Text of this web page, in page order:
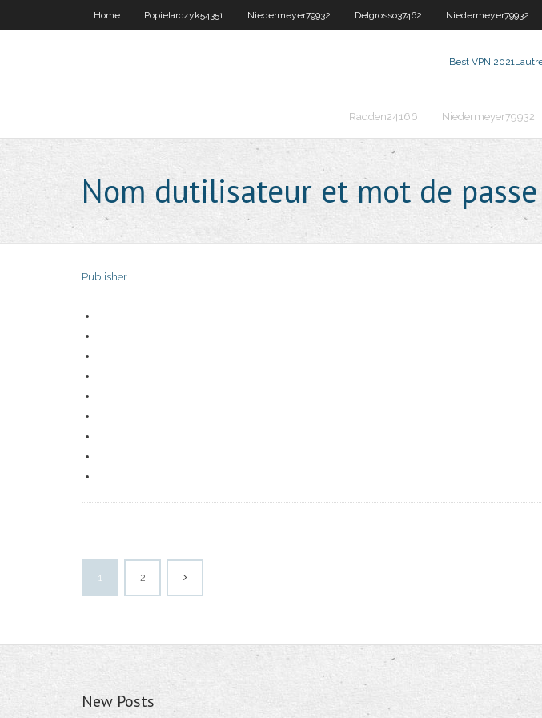
Home Popielarczyk54351 Niedermeyer79932 Delgrosso37462 Niedermeyer79932
Best VPN 2021
Radden24166 Niedermeyer79932
Nom dutilisateur et mot de
Publisher
1 2
New Posts